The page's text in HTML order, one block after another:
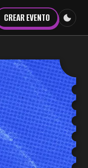
CREAR EVENTO